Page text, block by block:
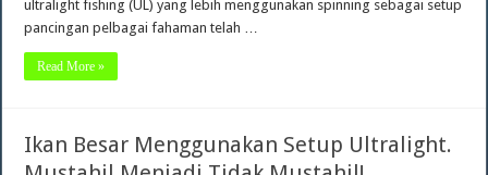
ultralight fishing (UL) yang lebih menggunakan spinning sebagai setup
pancingan pelbagai fahaman telah …
Read More »
Ikan Besar Menggunakan Setup Ultralight.